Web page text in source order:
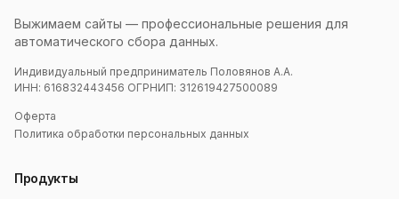
Выжимаем сайты — профессиональные решения для
автоматического сбора данных.
Индивидуальный предприниматель Половянов А.А.
ИНН: 616832443456 ОГРНИП: 312619427500089
Оферта
Политика обработки персональных данных
Продукты